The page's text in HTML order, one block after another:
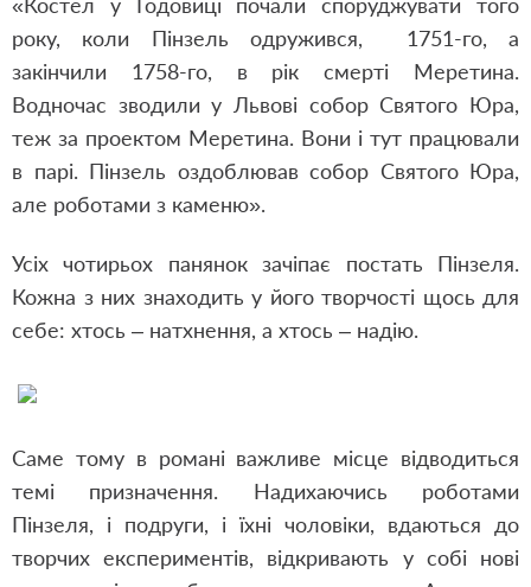
року, коли Пінзель одружився, 1751-го, а
закінчили 1758-го, в рік смерті Меретина.
Водночас зводили у Львові собор Святого Юра,
теж за проектом Меретина. Вони і тут працювали
в парі. Пінзель оздоблював собор Святого Юра,
але роботами з каменю».
Усіх чотирьох панянок зачіпає постать Пінзеля.
Кожна з них знаходить у його творчості щось для
себе: хтось – натхнення, а хтось – надію.
Саме тому в романі важливе місце відводиться
темі призначення. Надихаючись роботами
Пінзеля, і подруги, і їхні чоловіки, вдаються до
творчих експериментів, відкривають у собі нові